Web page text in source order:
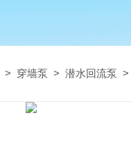
> 穿墙泵 > 潜水回流泵 >